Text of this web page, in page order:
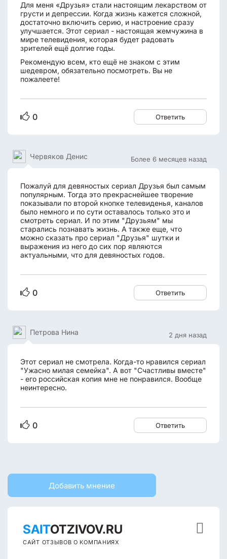
Для меня «Друзья» стали настоящим лекарством от
грусти и депрессии. Когда жизнь кажется сложной,
достаточно включить серию, и настроение сразу
улучшается. Этот сериал - настоящая жемчужина в
мире телевидения, которая будет радовать
зрителей ещё долгие годы.
Рекомендую всем, кто ещё не знаком с этим
шедевром, обязательно посмотреть. Вы не
пожалеете!
0 Ответить
Более 6 месяцев назад
Червяков Денис
Пожалуй для девяностых сериал Друзья был самым
популярным. Тогда это прекраснейшее творение
показывали по второй кнопке телевиденья, каналов
было немного и по сути оставалось только это и
смотреть сериал. И по этим "Друзьям" мы
старались познавать жизнь. А также еще, что
можно сказать про сериал "Друзья" шутки и
выражения из него до сих пор являются
актуальными, что для девяностых годов.
0 Ответить
2 дня назад
Петрова Нина
Этот сериал не смотрела. Когда-то нравился сериал
"Ужасно милая семейка". А вот "Счастливы вместе"
- его российская копия мне не понравился. Вообще
неинтересно.
0 Ответить
Добавить мнение
SAITOTZIVOV.RU
САЙТ ОТЗЫВОВ О КОМПАНИЯХ
